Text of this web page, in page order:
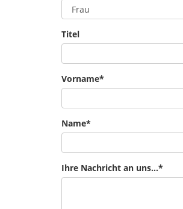
Titel
Vorname*
Name*
Ihre Nachricht an uns...*